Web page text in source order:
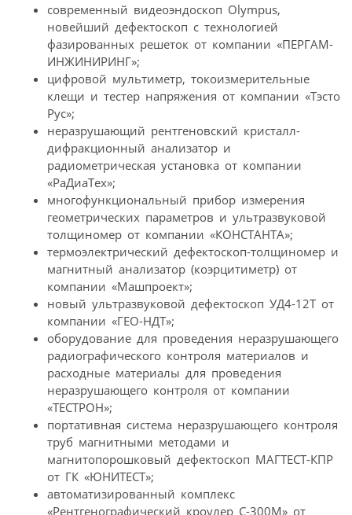
современный видеоэндоскоп Olympus,
новейший дефектоскоп с технологией
фазированных решеток от компании «ПЕРГАМ-
ИНЖИНИРИНГ»;
цифровой мультиметр, токоизмерительные
клещи и тестер напряжения от компании «Тэсто
Рус»;
неразрушающий рентгеновский кристалл-
дифракционный анализатор и
радиометрическая установка от компании
«РаДиаТех»;
многофункциональный прибор измерения
геометрических параметров и ультразвуковой
толщиномер от компании «КОНСТАНТА»;
термоэлектрический дефектоскоп-толщиномер и
магнитный анализатор (коэрцитиметр) от
компании «Машпроект»;
новый ультразвуковой дефектоскоп УД4-12Т от
компании «ГЕО-НДТ»;
оборудование для проведения неразрушающего
радиографического контроля материалов и
расходные материалы для проведения
неразрушающего контроля от компании
«ТЕСТРОН»;
портативная система неразрушающего контроля
труб магнитными методами и
магнитопорошковый дефектоскоп МАГТЕСТ-КПР
от ГК «ЮНИТЕСТ»;
автоматизированный комплекс
«Рентгенографический кроулер С-300М» от